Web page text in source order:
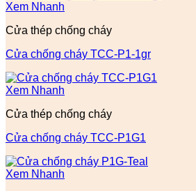
Xem Nhanh
Cửa thép chống cháy
Cửa chống cháy TCC-P1-1gr
Xem Nhanh
Cửa thép chống cháy
Cửa chống cháy TCC-P1G1
Xem Nhanh